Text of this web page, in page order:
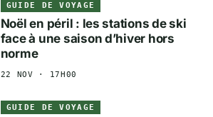
GUIDE DE VOYAGE
Noël en péril : les stations de ski
face à une saison d’hiver hors
norme
22 NOV · 17H00
GUIDE DE VOYAGE